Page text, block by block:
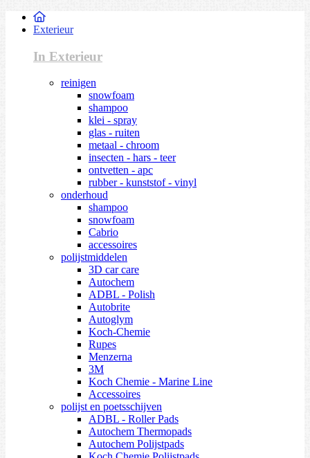
Exterieur
In Exterieur
reinigen
snowfoam
shampoo
klei - spray
glas - ruiten
metaal - chroom
insecten - hars - teer
ontvetten - apc
rubber - kunststof - vinyl
onderhoud
shampoo
snowfoam
Cabrio
accessoires
polijstmiddelen
3D car care
Autochem
ADBL - Polish
Autobrite
Autoglym
Koch-Chemie
Rupes
Menzerna
3M
Koch Chemie - Marine Line
Accessoires
polijst en poetsschijven
ADBL - Roller Pads
Autochem Thermopads
Autochem Polijstpads